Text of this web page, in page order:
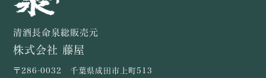
清酒長命泉総販売元
株式会社 藤屋
〒286-0032 千葉県成田市上町513